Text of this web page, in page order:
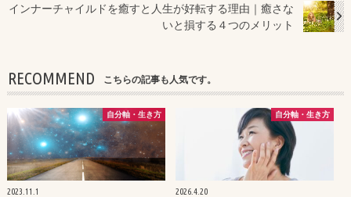
インナーチャイルドを癒すと人生が好転する理由｜癒さな
いと損する４つのメリット
RECOMMEND こちらの記事も人気です。
自分軸・生き方
2023.11.1
自分軸・生き方
2026.4.20